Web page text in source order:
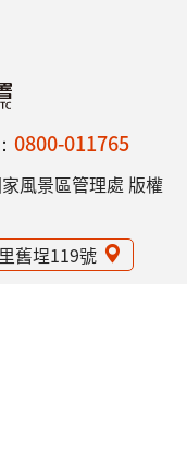
0800-011765
風景區管理處 版權
舊埕119號